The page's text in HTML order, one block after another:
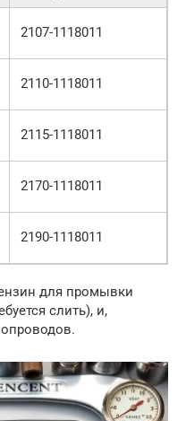
2107-1118011
2110-1118011
2115-1118011
2170-1118011
2190-1118011
для промывки
слить), и,